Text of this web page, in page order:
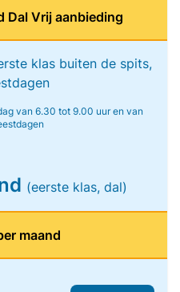
Dal Vrij aanbieding
klas buiten de spits,
van 6.30 tot 9.00 uur en van
(eerste klas, dal)
maand